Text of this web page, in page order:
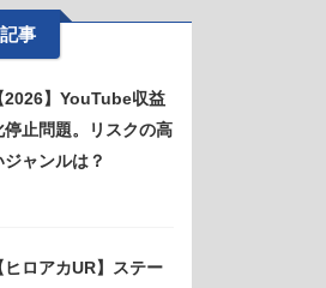
事
2026】YouTube収益
停止問題。リスクの高
ジャンルは？
ヒロアカUR】ステー